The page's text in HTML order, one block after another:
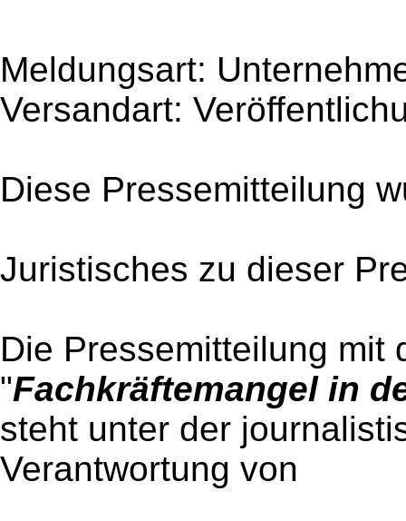
Meldungsart:
Versandart:
Diese Pressemitteilung
Juristisches zu dieser
Die Pressemitteilung mit
"Fachkräftemangel in
steht unter der
Verantwortung von